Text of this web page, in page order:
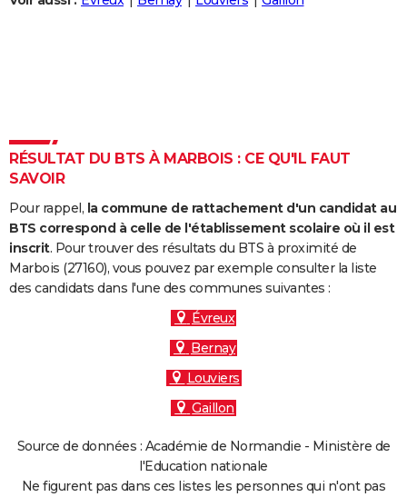
Carte de Noël
Carte Bonne année
Carte Saint-Valentin
Carte Pâques
Carte d'anniversaire
Dictionnaire
Biographies
Citations
Expressions
Proverbes
PROGRAMME TV
COPAINS D'AVANT
S'inscrire
Se connecter
Lycées
Collèges
Primaires
Universités
Entreprises
Service militaire
Avis de recherche
AVIS DE DÉCÈS
RÉSULTAT DU BTS À MARBOIS : CE QU'IL FAUT
SAVOIR
Pour rappel, la commune de rattachement d'un candidat au
BTS correspond à celle de l'établissement scolaire où il est
inscrit. Pour trouver des résultats du BTS à proximité de
Marbois (27160), vous pouvez par exemple consulter la liste
des candidats dans l'une des communes suivantes :
Évreux
Bernay
Louviers
Gaillon
Source de données : Académie de Normandie - Ministère de
l'Education nationale
Ne figurent pas dans ces listes les personnes qui n'ont pas